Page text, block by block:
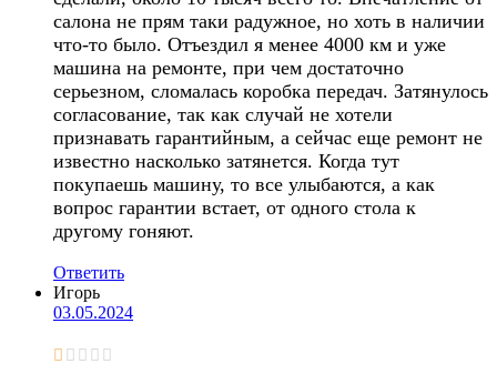
салона не прям таки радужное, но хоть в наличии
что-то было. Отъездил я менее 4000 км и уже
машина на ремонте, при чем достаточно
серьезном, сломалась коробка передач. Затянулось
согласование, так как случай не хотели
признавать гарантийным, а сейчас еще ремонт не
известно насколько затянется. Когда тут
покупаешь машину, то все улыбаются, а как
вопрос гарантии встает, от одного стола к
другому гоняют.
Ответить
Игорь
03.05.2024